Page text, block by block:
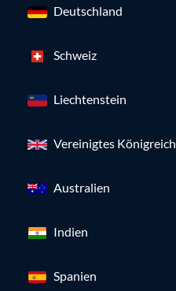
Deutschland
Schweiz
Liechtenstein
Vereinigtes Königreich
Australien
Indien
Spanien